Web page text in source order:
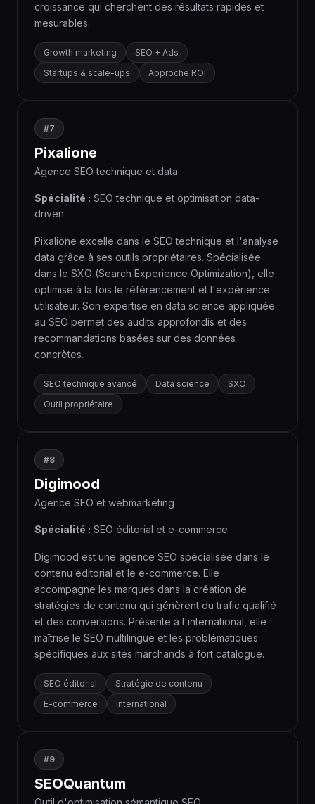
croissance qui cherchent des résultats rapides et
mesurables.
Growth marketing
SEO + Ads
Startups & scale-ups
Approche ROI
#7
Pixalione
Agence SEO technique et data
Spécialité : SEO technique et optimisation data-
driven
Pixalione excelle dans le SEO technique et l'analyse
data grâce à ses outils propriétaires. Spécialisée
dans le SXO (Search Experience Optimization), elle
optimise à la fois le référencement et l'expérience
utilisateur. Son expertise en data science appliquée
au SEO permet des audits approfondis et des
recommandations basées sur des données
concrètes.
SEO technique avancé Data science
SXO
Outil propriétaire
#8
Digimood
Agence SEO et webmarketing
Spécialité : SEO éditorial et e-commerce
Digimood est une agence SEO spécialisée dans le
contenu éditorial et le e-commerce. Elle
accompagne les marques dans la création de
stratégies de contenu qui génèrent du trafic qualifié
et des conversions. Présente à l'international, elle
maîtrise le SEO multilingue et les problématiques
spécifiques aux sites marchands à fort catalogue.
SEO éditorial
Stratégie de contenu
E-commerce
International
#9
SEOQuantum